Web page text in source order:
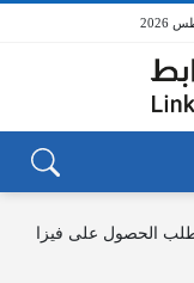
الحصول على فيزا